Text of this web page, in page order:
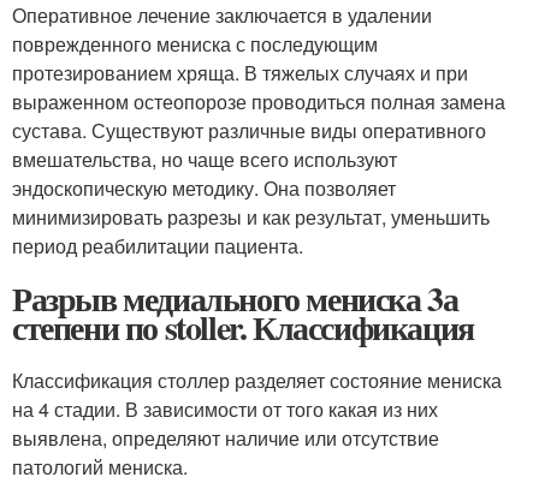
Оперативное лечение заключается в удалении
поврежденного мениска с последующим
протезированием хряща. В тяжелых случаях и при
выраженном остеопорозе проводиться полная замена
сустава. Существуют различные виды оперативного
вмешательства, но чаще всего используют
эндоскопическую методику. Она позволяет
минимизировать разрезы и как результат, уменьшить
период реабилитации пациента.
Разрыв медиального мениска 3а
степени по stoller. Классификация
Классификация столлер разделяет состояние мениска
на 4 стадии. В зависимости от того какая из них
выявлена, определяют наличие или отсутствие
патологий мениска.